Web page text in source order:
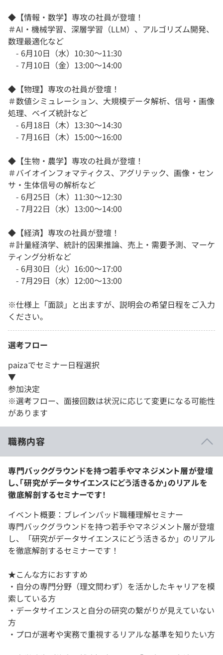
◆【情報・数学】専攻の社員が登壇！
＃AI・機械学習、深層学習（LLM）、アルゴリズム開発、
数理最適化など
- 6月10日（水）10:30〜11:30
- 7月10日（金）13:00〜14:00
◆【物理】専攻の社員が登壇！
＃数値シミュレーション、大規模データ解析、信号・画像
処理、ベイズ統計など
- 6月18日（木）13:30〜14:30
- 7月16日（木）15:00〜16:00
◆【生物・農学】専攻の社員が登壇！
＃バイオインフォマティクス、アグリテック、画像・セン
サ・生体信号の解析など
- 6月25日（木）11:30〜12:30
- 7月22日（水）13:00〜14:00
◆【経済】専攻の社員が登壇！
＃計量経済学、統計的因果推論、売上・需要予測、マーケ
ティング分析など
- 6月30日（火）16:00〜17:00
- 7月29日（水）12:00〜13:00
※仕様上「面談」と出ますが、説明会の希望日程をご入力
ください。
選考フロー
paizaでセミナー日程選択
▼
参加決定
※選考フロー、面接回数は状況に応じて変更になる可能性
があります
職務内容
専門バックグラウンドを持つ若手やマネジメント層が登壇
し、「研究がデータサイエンスにどう活きるか」のリアルを
徹底解剖するセミナーです！
イベント概要：ブレインパッド職種理解セミナー
専門バックグラウンドを持つ若手やマネジメント層が登壇
し、「研究がデータサイエンスにどう活きるか」のリアル
を徹底解剖するセミナーです！
★こんな方におすすめ
・自分の専門分野（理文問わず）を活かしたキャリアを模
索している方
・データサイエンスと自分の研究の繋がりが見えていない
方
・プロが選考や実務で重視するリアルな基準を知りたい方